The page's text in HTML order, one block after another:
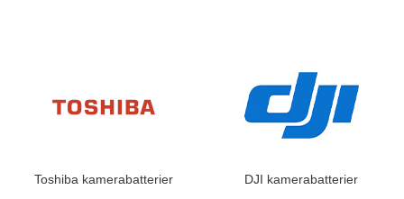
Toshiba kamerabatterier DJI kamerabatterier